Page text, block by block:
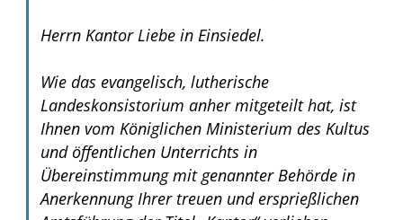
Herrn Kantor Liebe in Einsiedel.
Wie das evangelisch, lutherische
Landeskonsistorium anher mitgeteilt hat, ist
Ihnen vom Königlichen Ministerium des Kultus
und öffentlichen Unterrichts in
Übereinstimmung mit genannter Behörde in
Anerkennung Ihrer treuen und ersprießlichen